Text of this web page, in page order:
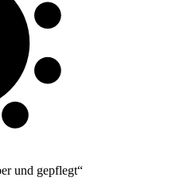
und gepflegt“